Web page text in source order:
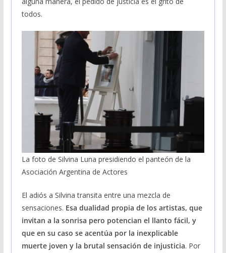
todos.
La foto de Silvina Luna presidiendo el panteón de la
Asociación Argentina de Actores
El adiós a Silvina transita entre una mezcla de
sensaciones. Esa dualidad propia de los artistas, que
invitan a la sonrisa pero potencian el llanto fácil, y
que en su caso se acentúa por la inexplicable
muerte joven y la brutal sensación de injusticia. Por